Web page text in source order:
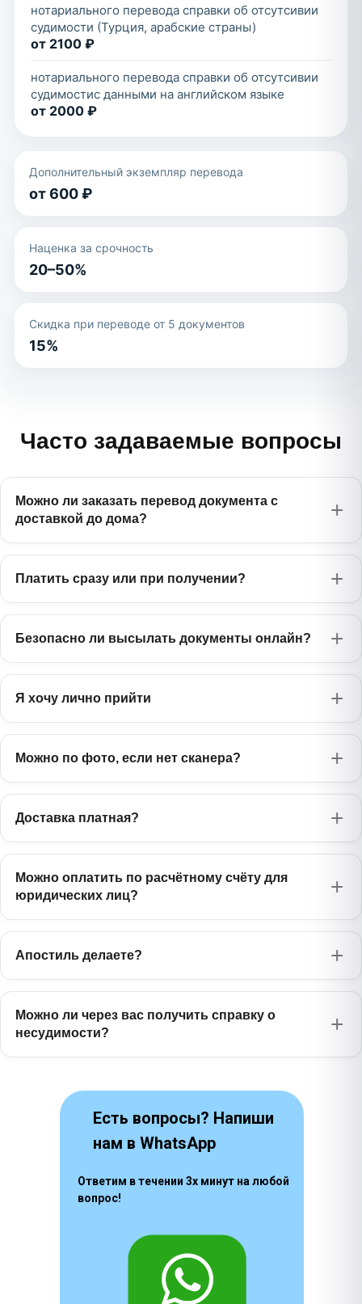
нотариального перевода справки об отсутсивии
судимости (Турция, арабские страны)
от 2100 ₽
нотариального перевода справки об отсутсивии
судимостис данными на английском языке
от 2000 ₽
Дополнительный экземпляр перевода
от 600 ₽
Наценка за срочность
20–50%
Скидка при переводе от 5 документов
15%
Часто задаваемые вопросы
Можно ли заказать перевод документа с
доставкой до дома?
Платить сразу или при получении?
Безопасно ли высылать документы онлайн?
Я хочу лично прийти
Можно по фото, если нет сканера?
Доставка платная?
Можно оплатить по расчётному счёту для
юридических лиц?
Апостиль делаете?
Можно ли через вас получить справку о
несудимости?
Есть вопросы? Напиши
нам в WhatsApp
Ответим в течении 3х минут на любой
вопрос!